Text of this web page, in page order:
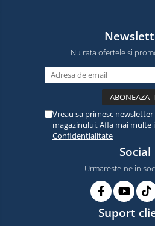
Nu rata ofertele si
Vreau sa primesc
magazinului. Afla mai multe
Confidentialitate
Social
Urmareste-ne in
Suport